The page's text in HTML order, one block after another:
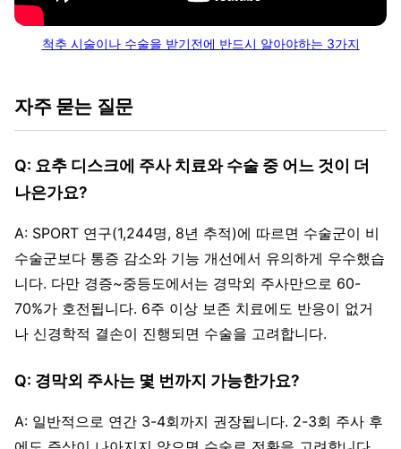
척추 시술이나 수술을 받기전에 반드시 알아야하는 3가지
자주 묻는 질문
Q: 요추 디스크에 주사 치료와 수술 중 어느 것이 더
나은가요?
A: SPORT 연구(1,244명, 8년 추적)에 따르면 수술군이 비
수술군보다 통증 감소와 기능 개선에서 유의하게 우수했습
니다. 다만 경증~중등도에서는 경막외 주사만으로 60-
70%가 호전됩니다. 6주 이상 보존 치료에도 반응이 없거
나 신경학적 결손이 진행되면 수술을 고려합니다.
Q: 경막외 주사는 몇 번까지 가능한가요?
A: 일반적으로 연간 3-4회까지 권장됩니다. 2-3회 주사 후